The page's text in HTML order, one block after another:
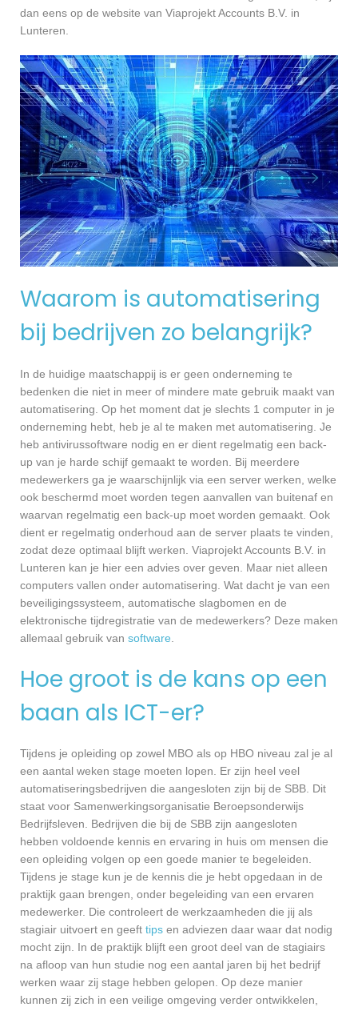
dan eens op de website van Viaprojekt Accounts B.V. in
Lunteren.
Waarom is automatisering
bij bedrijven zo belangrijk?
In de huidige maatschappij is er geen onderneming te
bedenken die niet in meer of mindere mate gebruik maakt van
automatisering. Op het moment dat je slechts 1 computer in je
onderneming hebt, heb je al te maken met automatisering. Je
heb antivirussoftware nodig en er dient regelmatig een back-
up van je harde schijf gemaakt te worden. Bij meerdere
medewerkers ga je waarschijnlijk via een server werken, welke
ook beschermd moet worden tegen aanvallen van buitenaf en
waarvan regelmatig een back-up moet worden gemaakt. Ook
dient er regelmatig onderhoud aan de server plaats te vinden,
zodat deze optimaal blijft werken. Viaprojekt Accounts B.V. in
Lunteren kan je hier een advies over geven. Maar niet alleen
computers vallen onder automatisering. Wat dacht je van een
beveiligingssysteem, automatische slagbomen en de
elektronische tijdregistratie van de medewerkers? Deze maken
allemaal gebruik van software
Hoe groot is de kans op een
baan als ICT-er?
Tijdens je opleiding op zowel MBO als op HBO niveau zal je al
een aantal weken stage moeten lopen. Er zijn heel veel
automatiseringsbedrijven die aangesloten zijn bij de SBB. Dit
staat voor Samenwerkingsorganisatie Beroepsonderwijs
Bedrijfsleven. Bedrijven die bij de SBB zijn aangesloten
hebben voldoende kennis en ervaring in huis om mensen die
een opleiding volgen op een goede manier te begeleiden.
Tijdens je stage kun je de kennis die je hebt opgedaan in de
praktijk gaan brengen, onder begeleiding van een ervaren
medewerker. Die controleert de werkzaamheden die jij als
stagiair uitvoert en geeft tips en adviezen daar waar dat nodig
mocht zijn. In de praktijk blijft een groot deel van de stagiairs
na afloop van hun studie nog een aantal jaren bij het bedrijf
werken waar zij stage hebben gelopen. Op deze manier
kunnen zij zich in een veilige omgeving verder ontwikkelen,